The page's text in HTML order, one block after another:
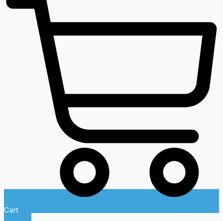
Cart